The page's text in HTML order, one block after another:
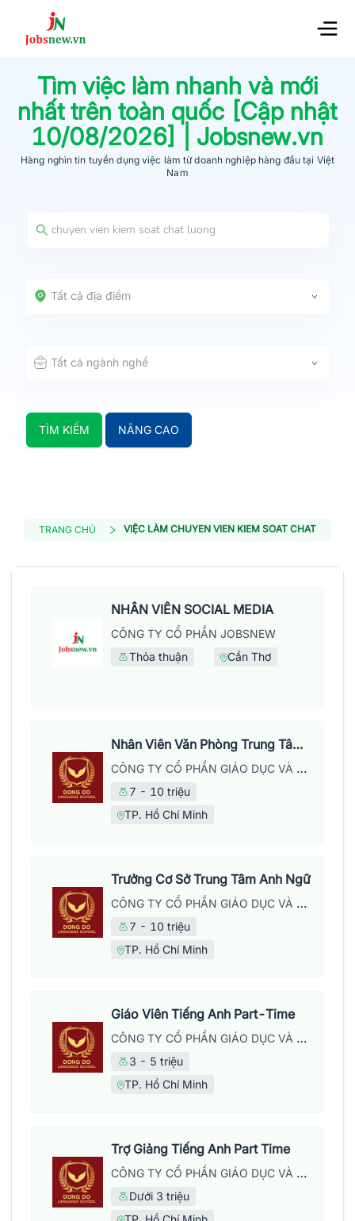
Tìm việc làm nhanh và mới
nhất trên toàn quốc [Cập nhật
10/08/2026] | Jobsnew.vn
Hàng nghìn tin tuyển dụng việc làm từdoanh nghiệp hàng đầu tại Việt
Nam
Tất cả địa điểm
Tất cả ngành nghề
TÌM KIẾM NÂNG CAO
TRANG CHỦ VIỆC LÀM CHUYEN VIEN KIEM SOAT CHAT LUONG
NHÂN VIÊN SOCIAL MEDIA
CÔNG TY CỔ PHẦN JOBSNEW
Thỏa thuận
Cần Thơ
Nhân Viên Văn Phòng Trung Tâm Anh Ngữ
CÔNG TY CỔ PHẦN GIÁO DỤC VÀ NĂNG LƯỢNG ĐÔNG ĐÔ
7 - 10 triệu
TP. Hồ Chí Minh
Trưởng Cơ Sở Trung Tâm Anh Ngữ
CÔNG TY CỔ PHẦN GIÁO DỤC VÀ NĂNG LƯỢNG ĐÔNG ĐÔ
7 - 10 triệu
TP. Hồ Chí Minh
Giáo Viên Tiếng Anh Part-Time
CÔNG TY CỔ PHẦN GIÁO DỤC VÀ NĂNG LƯỢNG ĐÔNG ĐÔ
3 - 5 triệu
TP. Hồ Chí Minh
Trợ Giảng Tiếng Anh Part Time
CÔNG TY CỔ PHẦN GIÁO DỤC VÀ NĂNG LƯỢNG ĐÔNG ĐÔ
Dưới 3 triệu